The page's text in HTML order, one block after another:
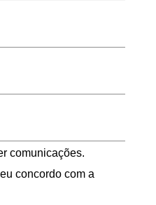
comunicações.
concordo com a